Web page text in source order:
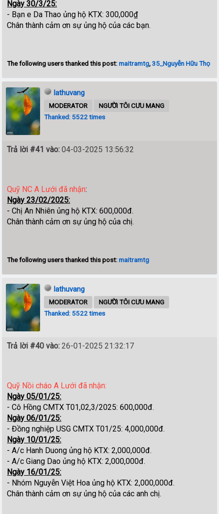
Ngày 30/3/25:
- Bạn e Da Thao ủng hộ KTX: 300,000₫
Chân thành cảm ơn sự ủng hộ của các bạn.
The following users thanked this post:maitramtg,35_Nguyễn Hữu Thọ
lathuvang
MODERATOR
NGƯỜI TÔI CƯU MANG
Thanked: 5522 times
Trả lời #41 vào: 04-03-2025 13:56:32
Quỹ NC A Lưới đã nhận:
Ngày 23/02/2025:
- Chị An Nhiên ủng hộ KTX: 600,000đ.
Chân thành cảm ơn sự ủng hộ của chị.
The following users thanked this post:maitramtg
lathuvang
MODERATOR
NGƯỜI TÔI CƯU MANG
Thanked: 5522 times
Trả lời #40 vào: 26-01-2025 21:32:17
Quỹ Nồi cháo A Lưới đã nhận:
Ngày 05/01/25:
- Cô Hồng CMTX T01,02,3/2025: 600,000đ.
Ngày 06/01/25:
- Đồng nghiệp USG CMTX T01/25: 4,000,000đ.
Ngày 10/01/25:
- A/c Hanh Duong ủng hộ KTX: 2,000,000đ.
- A/c Giang Dao ủng hộ KTX: 2,000,000đ.
Ngày 16/01/25:
- Nhóm Nguyễn Việt Hoa ủng hộ KTX: 2,000,000đ.
Chân thành cảm ơn sự ủng hộ của các anh chị.